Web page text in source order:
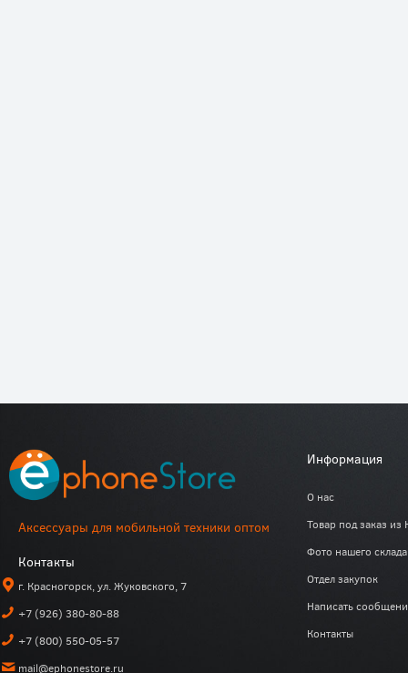
Аксессуары для мобильной техники оптом
Контакты
г. Красногорск, ул. Жуковского, 7
+7 (926) 380-80-88
+7 (800) 550-05-57
mail@ephonestore.ru
Информация
О нас
Товар под заказ из
Фото нашего склада
Отдел закупок
Написать
Контакты